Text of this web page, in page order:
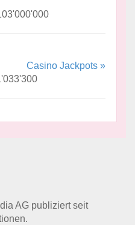
Casino Jackpots »
AG publiziert seit